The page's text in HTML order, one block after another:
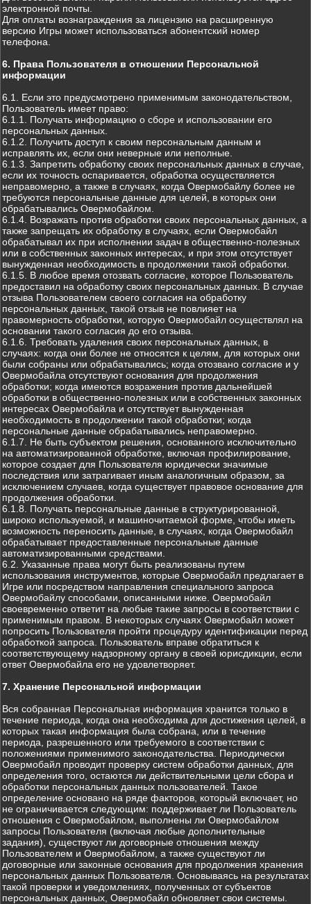
электронной почты.
Для оплаты вознаграждения за лицензию на расширенную
версию Игры может использоваться абонентский номер
телефона.
6. Права Пользователя в отношении Персональной
информации
6.1. Если это предусмотрено применимым законодательством,
Пользователь имеет право:
6.1.1. Получать информацию о сборе и использовании его
персональных данных.
6.1.2. Получить доступ к своим персональным данным и
исправлять их, если они неверные или неполные.
6.1.3. Запретить обработку своих персональных данных в случае,
если их точность оспаривается, обработка осуществляется
неправомерно, а также в случаях, когда Овермобайлу более не
требуются персональные данные для целей, в которых они
обрабатывались Овермобайлом.
6.1.4. Возражать против обработки своих персональных данных, а
также запрещать их обработку в случаях, если Овермобайл
обрабатывал их при исполнении задач в общественно-полезных
или в собственных законных интересах, и при этом отсутствует
вынужденная необходимость в продолжении такой обработки.
6.1.5. В любое время отозвать согласие, которое Пользователь
предоставил на обработку своих персональных данных. В случае
отзыва Пользователем своего согласия на обработку
персональных данных, такой отзыв не повлияет на
правомерность обработки, которую Овермобайл осуществлял на
основании такого согласия до его отзыва.
6.1.6. Требовать удаления своих персональных данных, в
случаях: когда они более не относятся к целям, для которых они
были собраны или обрабатывались; когда отозвано согласие и у
Овермобайла отсутствуют основания для продолжения
обработки; когда имеются возражения против дальнейшей
обработки в общественно-полезных или в собственных законных
интересах Овермобайла и отсутствует вынужденная
необходимость в продолжении такой обработки; когда
персональные данные обрабатывались неправомерно.
6.1.7. Не быть субъектом решения, основанного исключительно
на автоматизированной обработке, включая профилирование,
которое создает для Пользователя юридически значимые
последствия или затрагивает иным аналогичным образом, за
исключением случаев, когда существует правовое основание для
продолжения обработки.
6.1.8. Получать персональные данные в структурированной,
широко используемой, и машиночитаемой форме, чтобы иметь
возможность переносить данные, в случаях, когда Овермобайл
обрабатывает предоставленные персональные данные
автоматизированными средствами.
6.2. Указанные права могут быть реализованы путем
использования инструментов, которые Овермобайл предлагает в
Игре или посредством направления специального запроса
Овермобайлу способами, описанными ниже. Овермобайл
своевременно ответит на любые такие запросы в соответствии с
применимым правом. В некоторых случаях Овермобайл может
попросить Пользователя пройти процедуру идентификации перед
обработкой запроса. Пользователь вправе обратиться к
соответствующему надзорному органу в своей юрисдикции, если
ответ Овермобайла его не удовлетворяет.
7. Хранение Персональной информации
Вся собранная Персональная информация хранится только в
течение периода, когда она необходима для достижения целей, в
которых такая информация была собрана, или в течение
периода, разрешенного или требуемого в соответствии с
положениями применимого законодательства. Периодически
Овермобайл проводит проверку систем обработки данных, для
определения того, остаются ли действительными цели сбора и
обработки персональных данных пользователей. Такое
определение основано на ряде факторов, который включает, но
не ограничивается следующим: поддерживает ли Пользователь
отношения с Овермобайлом, выполнены ли Овермобайлом
запросы Пользователя (включая любые дополнительные
задания), существуют ли договорные отношения между
Пользователем и Овермобайлом, а также существуют ли
договорные или законные основания для продолжения хранения
персональных данных Пользователя. Основываясь на результатах
такой проверки и уведомлениях, полученных от субъектов
персональных данных, Овермобайл обновляет свои системы.